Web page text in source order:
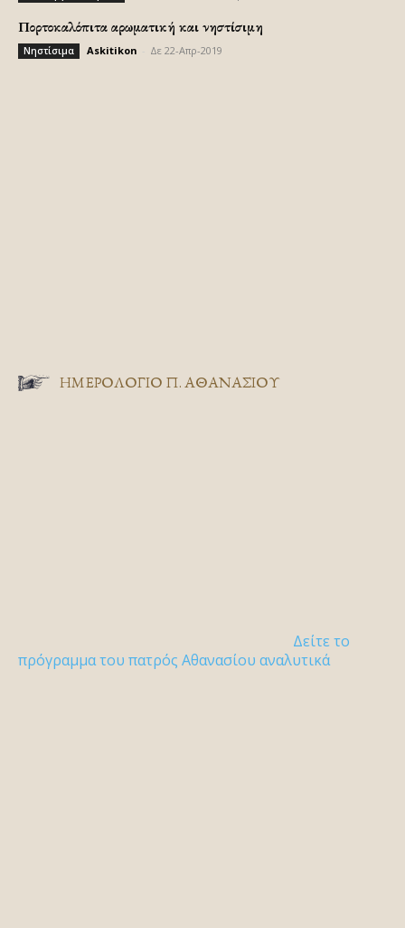
Πορτοκαλόπιτα αρωματική και νηστίσιμη
Νηστίσιμα Askitikon Δε 22-Απρ-2019
ΗΜΕΡΟΛΟΓΙΟ Π. ΑΘΑΝΑΣΙΟΥ
Δείτε το
πρόγραμμα του πατρός Αθανασίου αναλυτικά